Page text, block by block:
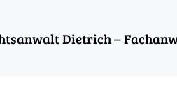
Dietrich –